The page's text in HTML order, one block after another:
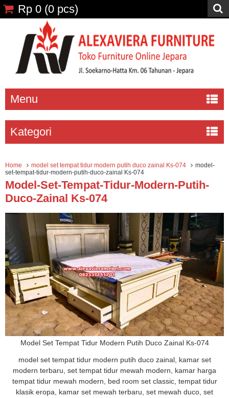
Rp 0 (0 pcs)
Menu
Kategori
Home model set tempat tidur modern putih duco zainal Ks-074
model-
set-tempat-tidur-modern-putih-duco-zainal Ks-074
Model-Set-Tempat-Tidur-Modern-Putih-
Duco-Zainal Ks-074
Model Set Tempat Tidur Modern Putih Duco Zainal Ks-074
model set tempat tidur modern putih duco zainal, kamar set
modern terbaru, set tempat tidur mewah modern, kamar harga
tempat tidur mewah modern, bed room set classic, tempat tidur
klasik eropa, kamar set mewah terbaru, set mewah duco, set